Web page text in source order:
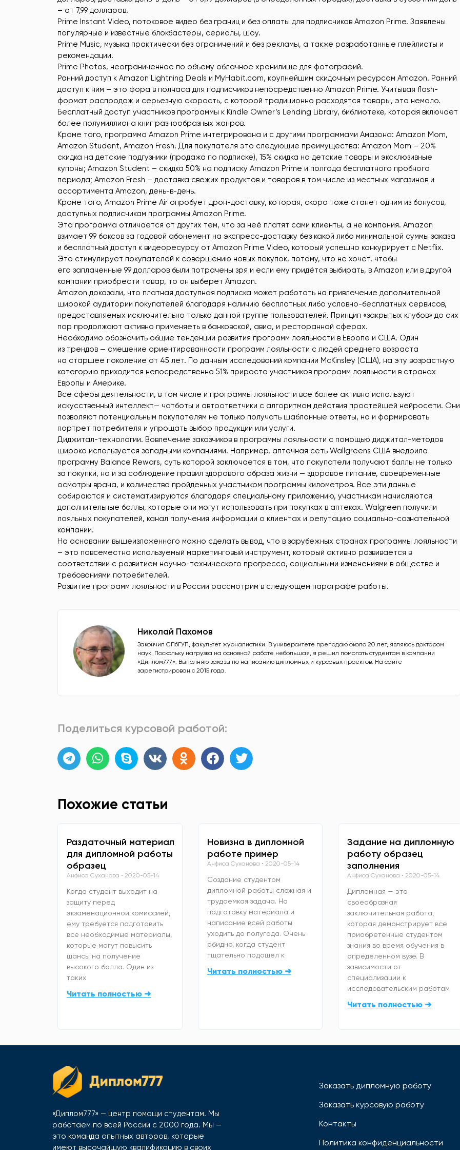
– от 7,99 долларов.
Prime Instant Video, потоковое видео без границ и без оплаты для подписчиков Amazon Prime. Заявлены
популярные и известные блокбастеры, сериалы, шоу.
Prime Music, музыка практически без ограничений и без рекламы, а также разработанные плейлисты и
рекомендации.
Prime Photos, неограниченное по объему облачное хранилище для фотографий.
Ранний доступ к Amazon Lightning Deals и MyHabit.com, крупнейшим скидочным ресурсам Amazon. Ранний
доступ к ним – это фора в полчаса для подписчиков непосредственно Amazon Prime. Учитывая flash-
формат распродаж и серьезную скорость, с которой традиционно расходятся товары, это немало.
Бесплатный доступ участников программы к Kindle Owner’s Lending Library, библиотеке, которая включает
более полумиллиона книг разнообразных жанров.
Кроме того, программа Amazon Prime интегрирована и с другими программами Амазона: Amazon Mom,
Amazon Student, Amazon Fresh. Для покупателя это следующие преимущества: Amazon Mom – 20%
скидка на детские подгузники (продажа по подписке), 15% скидка на детские товары и эксклюзивные
купоны; Amazon Student – скидка 50% на подписку Amazon Prime и полгода бесплатного пробного
периода; Amazon Fresh – доставка свежих продуктов и товаров в том числе из местных магазинов и
ассортимента Amazon, день-в-день.
Кроме того, Amazon Prime Air опробует дрон-доставку, которая, скоро тоже станет одним из бонусов,
доступных подписчикам программы Amazon Prime.
Эта программа отличается от других тем, что за неё платят сами клиенты, а не компания. Amazon
взимает 99 баксов за годовой абонемент на экспресс-доставку без какой либо минимальной суммы заказа
и бесплатный доступ к видеоресурсу от Amazon Prime Video, который успешно конкурирует с Netflix.
Это стимулирует покупателей к совершению новых покупок, потому, что не хочет, чтобы
его заплаченные 99 долларов были потрачены зря и если ему придётся выбирать, в Amazon или в другой
компании приобрести товар, то он выберет Amazon.
Amazon доказали, что платная доступная подписка может работать на привлечение дополнительной
широкой аудитории покупателей благодаря наличию бесплатных либо условно-бесплатных сервисов,
предоставляемых исключительно только данной группе пользователей. Принцип «закрытых клубов» до сих
пор продолжают активно применяеть в банковской, авиа, и ресторанной сферах.
Необходимо обозначить общие тенденции развития программ лояльности в Европе и США. Один
из трендов — смещение ориентированности программ лояльности с людей среднего возраста
на старшее поколение от 45 лет. По данным исследований компании McKinsley (США), на эту возрастную
категорию приходится непосредственно 51% прироста участников программ лояльности в странах
Европы и Америке.
Все сферы деятельности, в том числе и программы лояльности все более активно используют
искусственный интеллект— чатботы и автоответчики с алгоритмом действия простейшей нейросети. Они
позволяют потенциальным покупателям не только получать шаблонные ответы, но и формировать
портрет потребителя и упрощать выбор продукции или услуги.
Диджитал-технологии. Вовлечение заказчиков в программы лояльности с помощью диджитал-методов
широко используется западными компаниями. Например, аптечная сеть Wallgreens США внедрила
программу Balance Rewars, суть которой заключается в том, что покупатели получают баллы не только
за покупки, но и за соблюдение правил здорового образа жизни — здоровое питание, своевременные
осмотры врача, и количество пройденных участником программы километров. Все эти данные
собираются и систематизируются благодаря специальному приложению, участникам начисляются
дополнительные баллы, которые они могут использовать при покупках в аптеках. Walgreen получили
лояльных покупателей, канал получения информации о клиентах и репутацию социально-сознательной
компании.
На основании вышеизложенного можно сделать вывод, что в зарубежных странах программы лояльности
– это повсеместно используемый маркетинговый инструмент, который активно развивается в
соответствии с развитием научно-технического прогресса, социальными изменениями в обществе и
требованиями потребителей.
Развитие программ лояльности в России рассмотрим в следующем параграфе работы.
Николай Пахомов
Закончил СПбГУП, факультет журналистики. В университете преподаю около 20 лет, являюсь доктором
наук. Поскольку нагрузка на основной работе небольшая, я решил помогать студентам в компании
«Диплом777». Выполняю заказы по написанию дипломных и курсовых проектов. На сайте
зарегистрирован с 2015 года.
Поделиться курсовой работой:
Похожие статьи
Раздаточный материал
для дипломной работы
образец
Анфиса Суханова 2020-05-14
Когда студент выходит на
защиту перед
экзаменационной комиссией,
ему требуется подготовить
все необходимые материалы,
которые могут повысить
шансы на получение
высокого балла. Один из
таких
Читать полностью ➜
Новизна в дипломной
работе пример
Анфиса Суханова 2020-05-14
Создание студентом
дипломной работы сложная и
трудоемкая задача. На
подготовку материала и
написание всей работы
уходить до полугода. Очень
обидно, когда студент
тщательно подошел к
Читать полностью ➜
Задание на дипломную
работу образец
заполнения
Анфиса Суханова 2020-05-14
Дипломная — это
своеобразная
заключительная работа,
которая демонстрирует все
приобретенные студентом
знания во время обучения в
определенном вузе. В
зависимости от
специализации к
исследовательским работам
Читать полностью ➜
«Диплом777» — центр помощи студентам. Мы
работаем по всей России с 2000 года. Мы —
это команда опытных авторов, которые
имеют высочайшую квалификацию в своих
Заказать дипломную работу
Заказать курсовую работу
Контакты
Политика конфиденциальности